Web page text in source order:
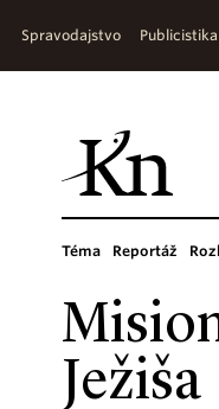
Spravodajstvo Publicistika
Téma Reportáž
Ježiša